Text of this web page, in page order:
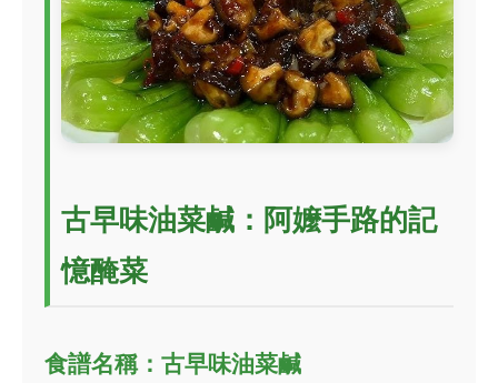
古早味油菜鹹：阿嬤手路的記
憶醃菜
食譜名稱：古早味油菜鹹